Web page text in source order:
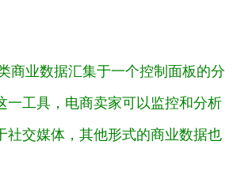
商业数据汇集于一个控制面板的分
一工具，电商卖家可以监控和分析
社交媒体，其他形式的商业数据也